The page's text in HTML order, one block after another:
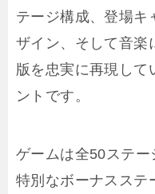
テージ構成、登場キ
ザイン、そして音楽
版を忠実に再現して
ントです。
ゲームは全50ステ
特別なボーナスステ